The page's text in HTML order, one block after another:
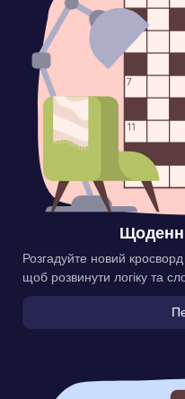
Розгадуйте новий
щоб розвинути логіку та